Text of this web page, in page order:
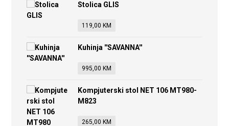
Stolica GLIS
119,00 KM
Kuhinja ''SAVANNA''
995,00 KM
Kompjuterski stol NET 106 MT980-
M823
265,00 KM